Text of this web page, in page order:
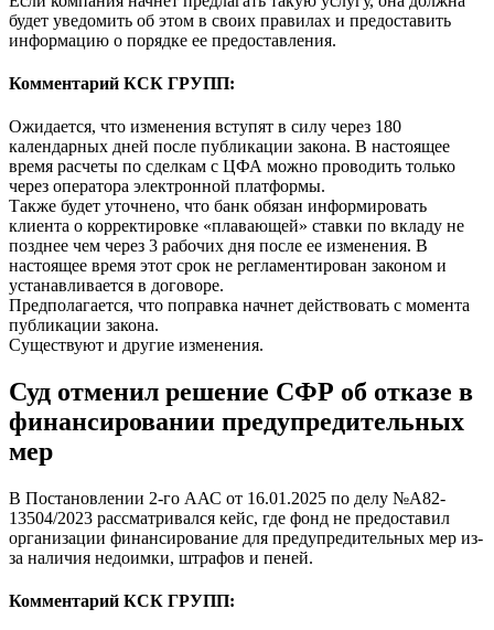
будет уведомить об этом в своих правилах и предоставить
информацию о порядке ее предоставления.
Комментарий КСК ГРУПП:
Ожидается, что изменения вступят в силу через 180
календарных дней после публикации закона. В настоящее
время расчеты по сделкам с ЦФА можно проводить только
через оператора электронной платформы.
Также будет уточнено, что банк обязан информировать
клиента о корректировке «плавающей» ставки по вкладу не
позднее чем через 3 рабочих дня после ее изменения. В
настоящее время этот срок не регламентирован законом и
устанавливается в договоре.
Предполагается, что поправка начнет действовать с момента
публикации закона.
Существуют и другие изменения.
Суд отменил решение СФР об отказе в
финансировании предупредительных
мер
В Постановлении 2-го ААС от 16.01.2025 по делу №А82-
13504/2023 рассматривался кейс, где фонд не предоставил
организации финансирование для предупредительных мер из-
за наличия недоимки, штрафов и пеней.
Комментарий КСК ГРУПП: